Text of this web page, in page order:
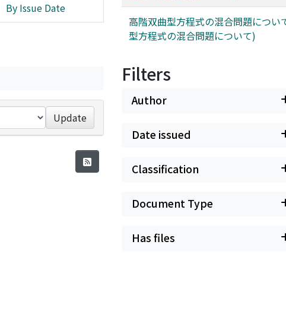
By Issue Date
Update
高階双曲型方程式の混合問題につい
型方程式の混合問題について)
Filters
Author
Date issued
Classification
Document Type
Has files